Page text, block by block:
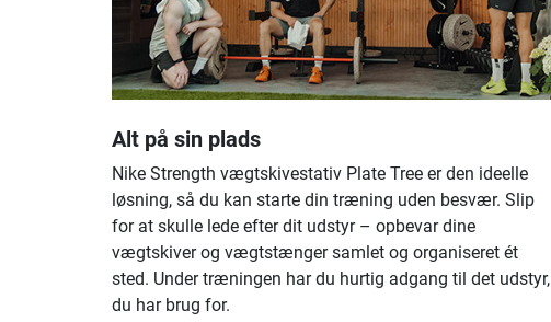
Alt på sin plads
Nike Strength vægtskivestativ Plate Tree er den ideelle
løsning, så du kan starte din træning uden besvær. Slip
for at skulle lede efter dit udstyr – opbevar dine
vægtskiver og vægtstænger samlet og organiseret ét
sted. Under træningen har du hurtig adgang til det udstyr,
du har brug for.